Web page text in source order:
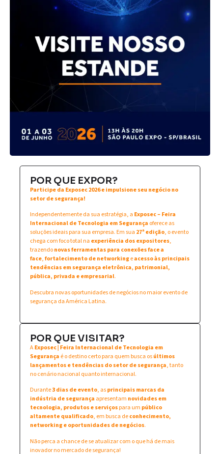
POR QUE EXPOR?
Participe da Exposec 2026 e impulsione seu negócio no
setor de segurança!
Independentemente da sua estratégia, a Exposec – Feira
Internacional de Tecnologia em Segurança oferece as
soluções ideais para sua empresa. Em sua 27ª edição, o evento
chega com foco total na experiência dos expositores,
trazendonovas ferramentas para conexões face a
face,fortalecimento de networkingeacesso às principais
tendências em segurança eletrônica, patrimonial,
pública, privada e empresarial.
Descubra novas oportunidades de negócios no maior evento de
segurança da América Latina.
POR QUE VISITAR?
AExposec | Feira Internacional de Tecnologia em
Segurança é o destino certo para quem busca osúltimos
lançamentos e tendências do setor de segurança, tanto
no cenário nacional quanto internacional.
Durante3 dias de evento, asprincipais marcas da
indústria de segurança apresentam novidades em
tecnologia, produtos e serviçospara um público
altamente qualificado, em busca deconhecimento,
networking e oportunidades de negócios.
Não perca a chance de se atualizar com o que há de mais
inovador no mercado de segurança!